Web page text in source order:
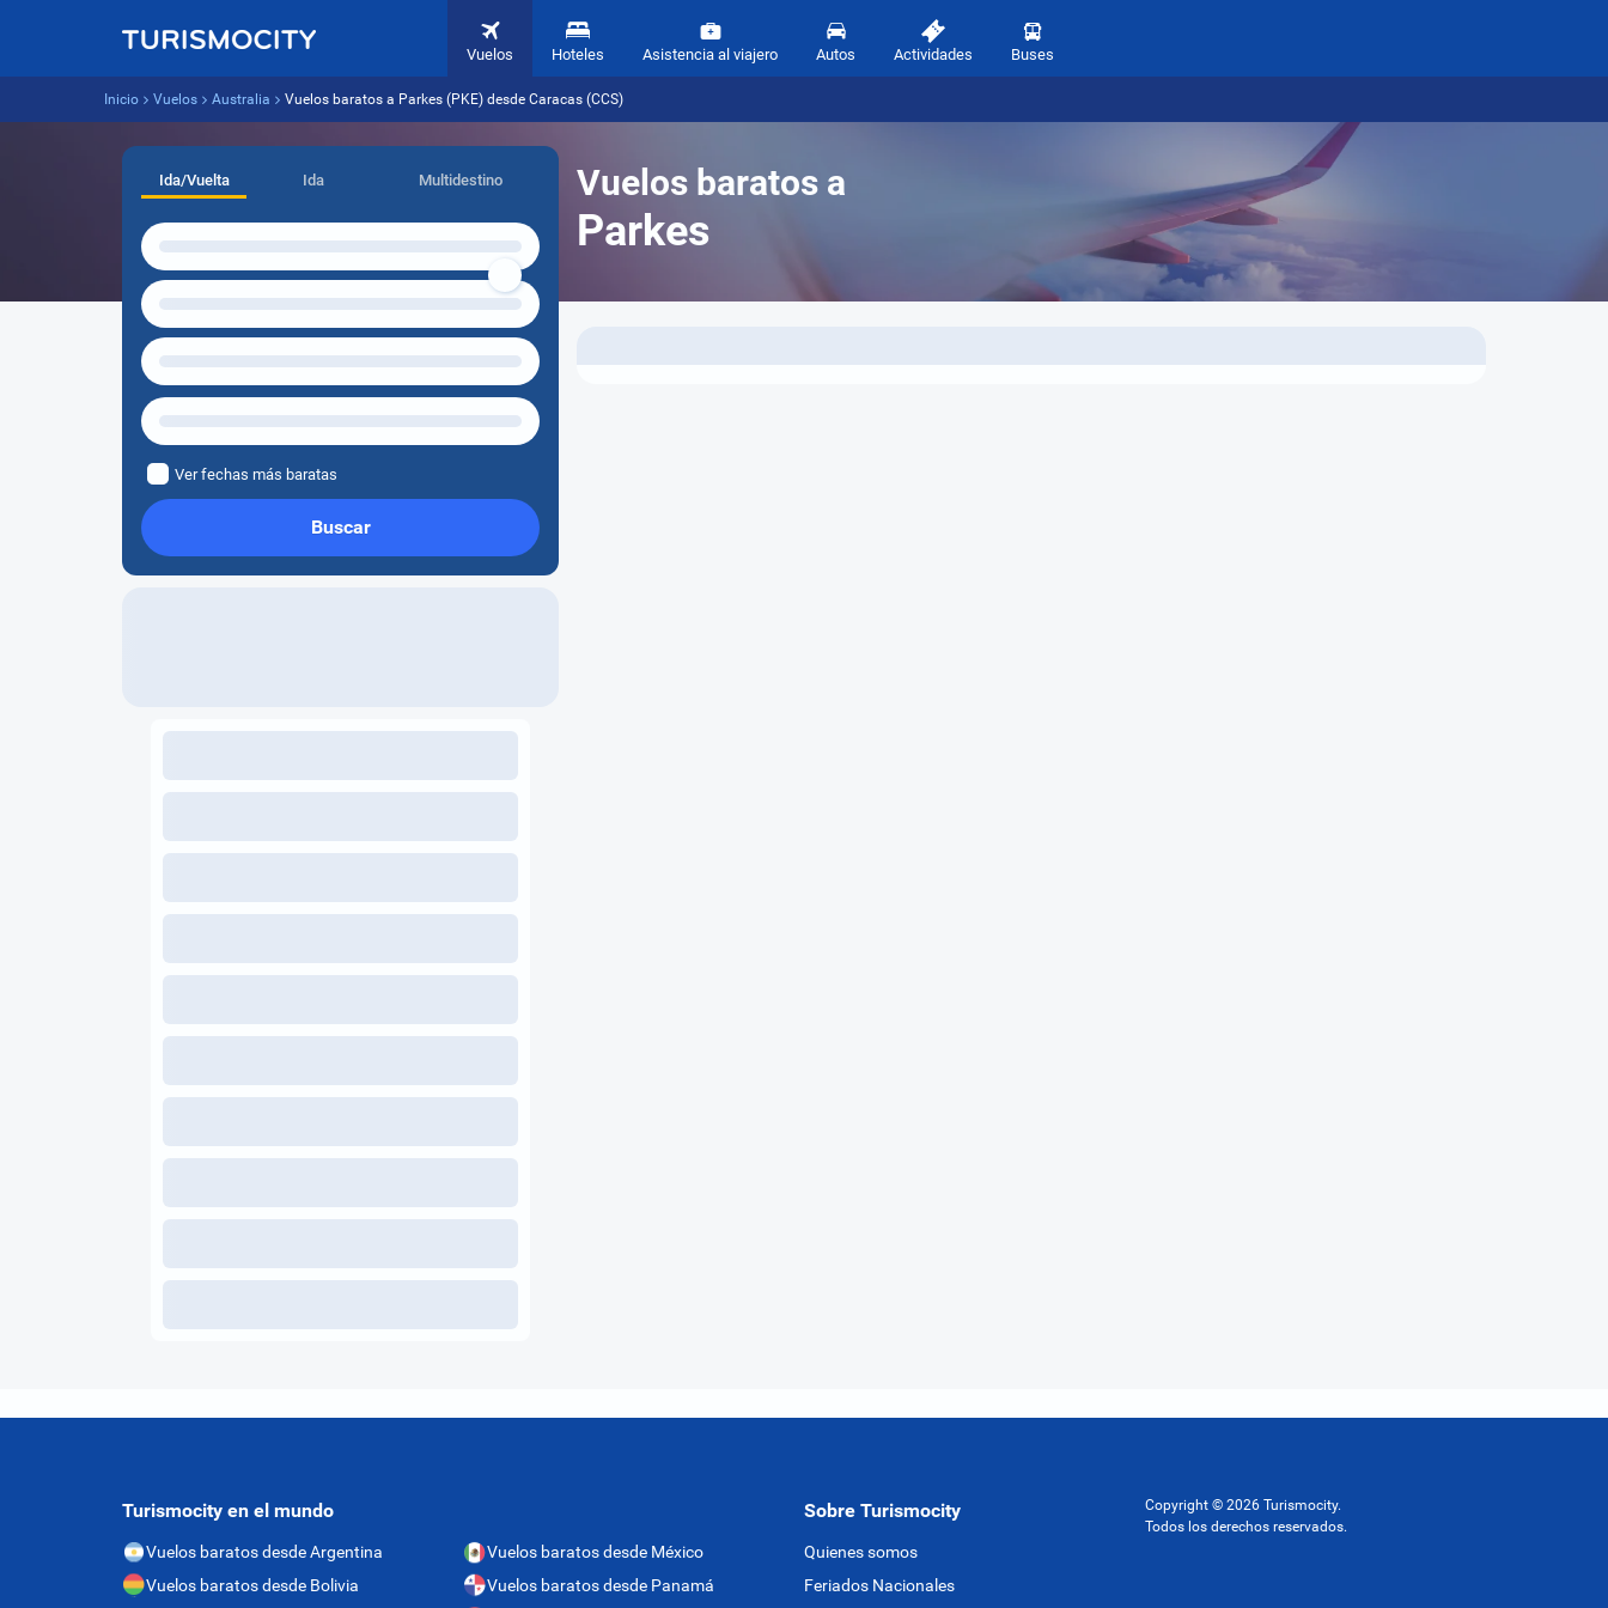
Vuelos Hoteles Asistencia al viajero Autos Actividades Buses
Inicio Vuelos Australia Vuelos baratos a Parkes (PKE) desde Caracas (CCS)
Vuelos baratos a
Parkes
Ida/Vuelta Ida Multidestino
Ver fechas más baratas
Buscar
Turismocity en el mundo
Vuelos baratos desde Argentina
Vuelos baratos desde Bolivia
Vuelos baratos desde México
Vuelos baratos desde Panamá
Sobre Turismocity
Quienes somos
Feriados Nacionales
Copyright © 2026 Turismocity.
Todos los derechos reservados.